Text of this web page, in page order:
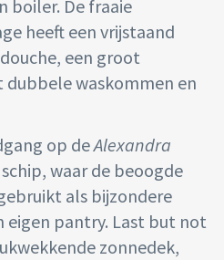
boiler. De fraaie
heeft een vrijstaand
een groot
waskommen en
op deAlexandra
waar de beoogde
als bijzondere
eigen pantry. Last but not
zonnedek,